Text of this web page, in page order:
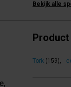
Bekijk alle
Product
Tork (159),